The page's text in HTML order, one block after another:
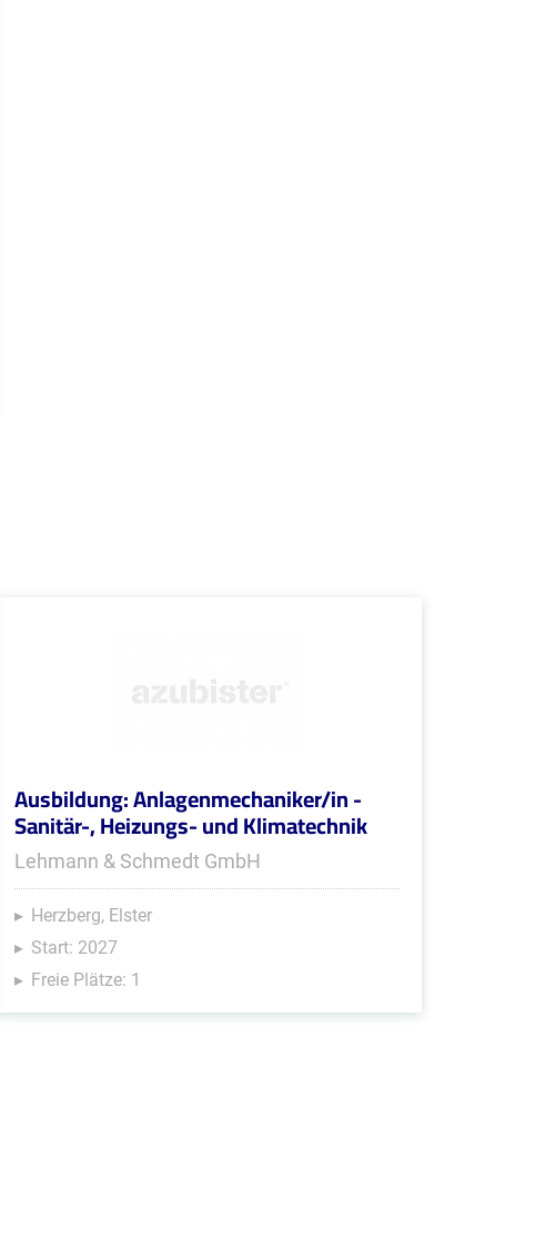
Ausbildung: Anlagenmechaniker/in -
Sanitär-, Heizungs- und Klimatechnik
Lehmann & Schmedt GmbH
Herzberg, Elster
Start: 2027
Freie Plätze: 1